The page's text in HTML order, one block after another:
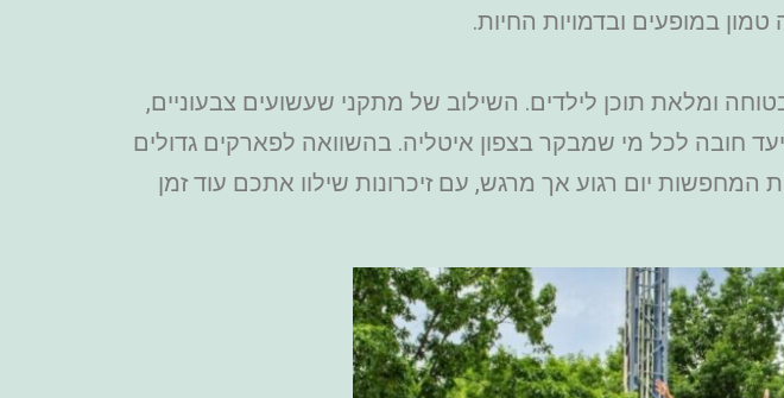
במופעים ובדמויות החיות.
ומלאת תוכן לילדים. השילוב של מתקני שעשועים צבעוניים,
חובה לכל מי שמבקר בצפון איטליה. בהשוואה לפארקים גדולים
יום רגוע אך מרגש, עם זיכרונות שילוו אתכם עוד זמן